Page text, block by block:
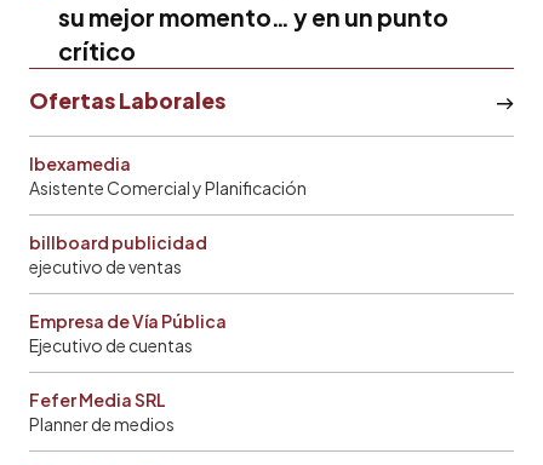
su mejor momento… y en un punto
crítico
Ofertas Laborales
Ibexamedia
Asistente Comercial y Planificación
billboard publicidad
ejecutivo de ventas
Empresa de Vía Pública
Ejecutivo de cuentas
Fefer Media SRL
Planner de medios